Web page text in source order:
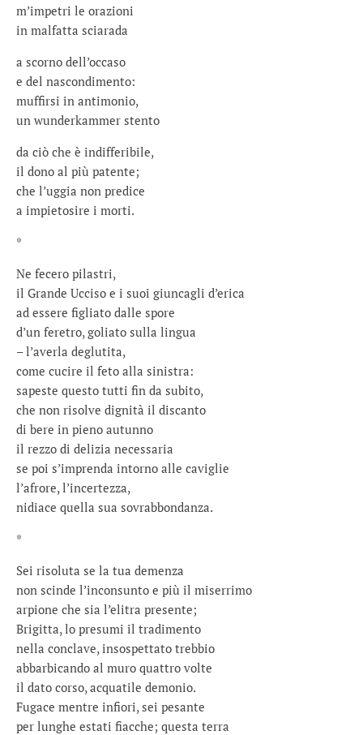
m’impetri le orazioni
in malfatta sciarada
a scorno dell’occaso
e del nascondimento:
muffirsi in antimonio,
un wunderkammer stento
da ciò che è indifferibile,
il dono al più patente;
che l’uggia non predice
a impietosire i morti.
*
Ne fecero pilastri,
il Grande Ucciso e i suoi giuncagli d’erica
ad essere figliato dalle spore
d’un feretro, goliato sulla lingua
– l’averla deglutita,
come cucire il feto alla sinistra:
sapeste questo tutti fin da subito,
che non risolve dignità il discanto
di bere in pieno autunno
il rezzo di delizia necessaria
se poi s’imprenda intorno alle caviglie
l’afrore, l’incertezza,
nidiace quella sua sovrabbondanza.
*
Sei risoluta se la tua demenza
non scinde l’inconsunto e più il miserrimo
arpione che sia l’elitra presente;
Brigitta, lo presumi il tradimento
nella conclave, insospettato trebbio
abbarbicando al muro quattro volte
il dato corso, acquatile demonio.
Fugace mentre infiori, sei pesante
per lunghe estati fiacche; questa terra